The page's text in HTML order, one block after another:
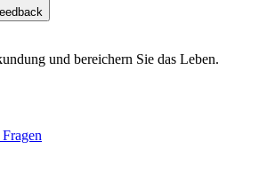
und bereichern Sie das Leben.